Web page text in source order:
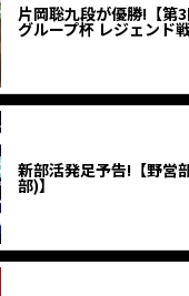
片岡聡九段が優勝!【第
グループ杯 レジェンド戦
新部活発足予告!【野営
部)】